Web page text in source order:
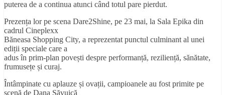
puterea de a continua atunci când totul pare pierdut.
Prezența lor pe scena Dare2Shine, pe 23 mai, la Sala Epika din
cadrul Cineplexx
Băneasa Shopping City, a reprezentat punctul culminant al unei
ediții speciale care a
adus în prim-plan povești despre performanță, reziliență, sănătate,
frumusețe și curaj.
Întâmpinate cu aplauze și ovații, campioanele au fost primite pe
scenă de Dana Săvuică